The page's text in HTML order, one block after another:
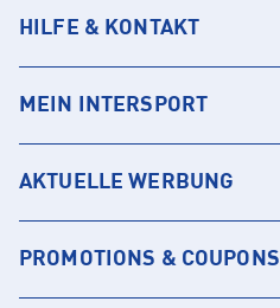
HILFE & KONTAKT
MEIN INTERSPORT
AKTUELLE WERBUNG
PROMOTIONS & COUPONS